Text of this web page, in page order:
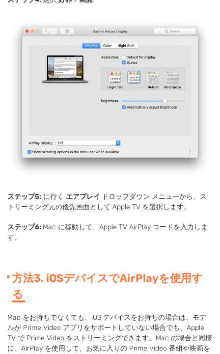
ステップ5: に行く エアプレイ ドロップダウン メニューから、ス
トリーミング元の優先画面として Apple TV を選択します。
ステップ6: Mac に移動して、Apple TV AirPlay コードを入力しま
す。
方法3. iOSデバイスでAirPlayを使用す
る
Mac をお持ちでなくても、iOS デバイスをお持ちの場合は、モデ
ルが Prime Video アプリをサポートしていない場合でも、Apple
TV で Prime Video をストリーミングできます。Mac の場合と同様
に、AirPlay を使用して、お気に入りの Prime Video 番組や映画を